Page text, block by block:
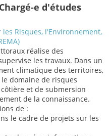
e d'études
Risques, l'Environnement,
réalise des
les travaux. Dans un
climatique des territoires,
domaine de risques
et de submersion
de la connaissance.
de :
le cadre de projets sur les